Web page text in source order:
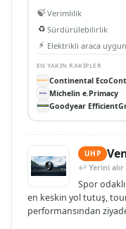
🍃Verimlilik
♻️ Sürdürülebilirlik
⚡ Elektrikli araca uygun
EN YAKIN RAKIPLER
Continental
Michelin e.Primacy
Goodyear
UHP
↩ Yerini alır
Spor
en keskin yol tutuş,
performansından